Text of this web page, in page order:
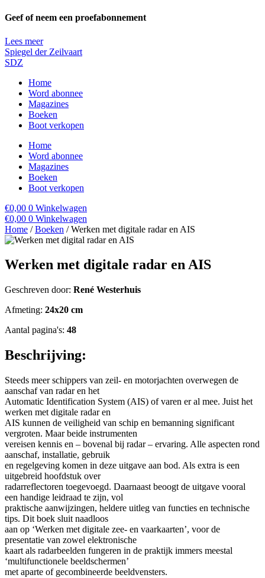
Ga
de
inhoud
Geef of neem een proefabonnement
Lees meer
Spiegel der Zeilvaart
SDZ
Home
Word abonnee
Magazines
Boeken
Boot verkopen
Home
Word abonnee
Magazines
Boeken
Boot verkopen
€0,00 0 Winkelwagen
€0,00 0 Winkelwagen
Home /Boeken / Werken met digitale radar en AIS
Werken met digitale radar en AIS
Geschreven door: René Westerhuis
Afmeting: 24x20 cm
Aantal pagina's: 48
Beschrijving:
Steeds meer schippers van zeil- en motorjachten overwegen de
aanschaf van radar en het
Automatic Identification System (AIS) of varen er al mee. Juist het
werken met digitale radar en
AIS kunnen de veiligheid van schip en bemanning significant
vergroten. Maar beide instrumenten
vereisen kennis en – bovenal bij radar – ervaring. Alle aspecten rond
aanschaf, installatie, gebruik
en regelgeving komen in deze uitgave aan bod. Als extra is een
uitgebreid hoofdstuk over
radarreflectoren toegevoegd. Daarnaast beoogt de uitgave vooral
een handige leidraad te zijn, vol
praktische aanwijzingen, heldere uitleg van functies en technische
tips. Dit boek sluit naadloos
aan op ‘Werken met digitale zee- en vaarkaarten’, voor de
presentatie van zowel elektronische
kaart als radarbeelden fungeren in de praktijk immers meestal
‘multifunctionele beeldschermen’
met aparte of gecombineerde beeldvensters.